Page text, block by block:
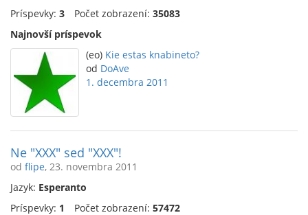
Príspevky: 3 Počet zobrazení: 35083
Najnovší príspevok
(eo) Kie estas knabineto?
od DoAve
1. decembra 2011
Ne "XXX" sed "XXX"!
od flipe, 23. novembra 2011
Jazyk: Esperanto
Príspevky: 1 Počet zobrazení: 57472